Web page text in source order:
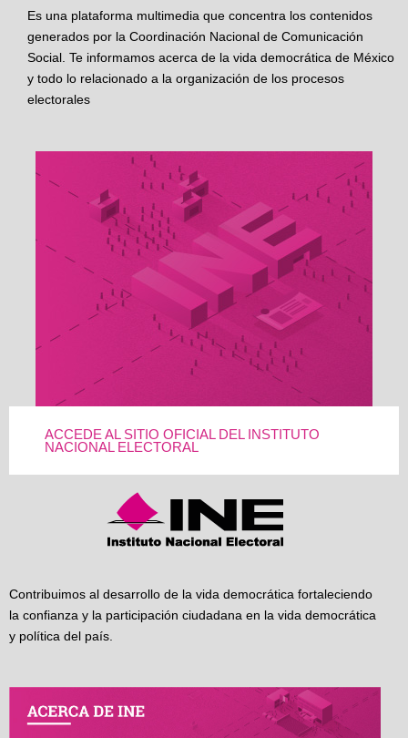
Es una plataforma multimedia que concentra los contenidos
generados por la Coordinación Nacional de Comunicación
Social. Te informamos acerca de la vida democrática de México
y todo lo relacionado a la organización de los procesos
electorales
ACCEDE AL SITIO OFICIAL DEL INSTITUTO
NACIONAL ELECTORAL
Contribuimos al desarrollo de la vida democrática fortaleciendo
la confianza y la participación ciudadana en la vida democrática
y política del país.